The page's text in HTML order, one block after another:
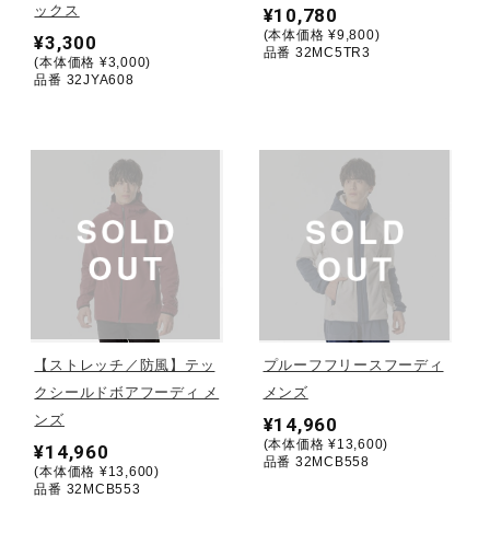
卓球
柔道
ウィンタースポーツ
ワーキング
ウォーキングシューズ
ックス
¥3,300
(本体価格 ¥3,000)
品番 32JYA608
¥10,780
(本体価格 ¥9,800)
品番 32MC5TR3
【ストレッチ／防風】テッ
クシールドボアフーディ メ
ンズ
¥14,960
(本体価格 ¥13,600)
品番 32MCB553
プルーフフリースフーディ
メンズ
¥14,960
(本体価格 ¥13,600)
品番 32MCB558